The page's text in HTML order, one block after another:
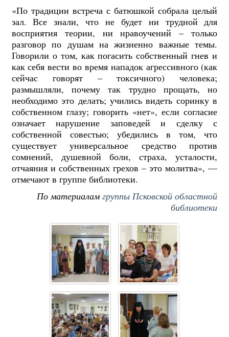
«По традиции встреча с батюшкой собрала целый
зал. Все знали, что не будет ни трудной для
восприятия теории, ни нравоучений – только
разговор по душам на жизненно важные темы.
Говорили о том, как погасить собственный гнев и
как себя вести во время нападок агрессивного (как
сейчас говорят – токсичного) человека;
размышляли, почему так трудно прощать, но
необходимо это делать; учились видеть соринку в
собственном глазу; говорить «нет», если согласие
означает нарушение заповедей и сделку с
собственной совестью; убедились в том, что
существует универсальное средство против
сомнений, душевной боли, страха, усталости,
отчаяния и собственных грехов – это молитва», —
отмечают в группе библиотеки.
По материаламгруппы Псковской областной
библиотеки